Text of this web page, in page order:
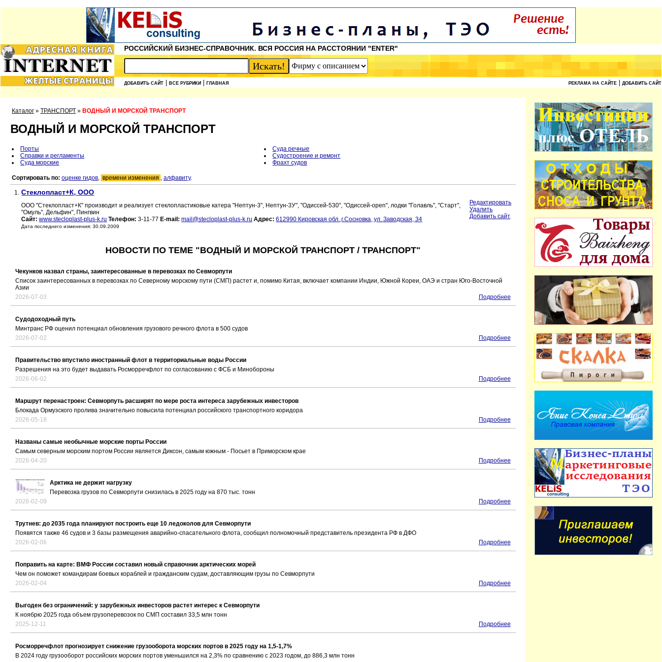
РОССИЙСКИЙ БИЗНЕС-СПРАВОЧНИК. ВСЯ РОССИЯ НА РАССТОЯНИИ "ENTER"
ДОБАВИТЬ САЙТ ВСЕ РУБРИКИ ГЛАВНАЯ РЕКЛАМА НА САЙТЕ ДОБАВИТЬ САЙТ
Каталог » ТРАНСПОРТ » ВОДНЫЙ И МОРСКОЙ ТРАНСПОРТ
ВОДНЫЙ И МОРСКОЙ ТРАНСПОРТ
Порты
Справки и регламенты
Суда морские
Суда речные
Судостроение и ремонт
Фрахт судов
Сортировать по: оценке гидов, времени изменения , алфавиту.
1. Стеклопласт+К, ООО
ООО "Стеклопласт+К" производит и реализует стеклопластиковые катера "Нептун-3", Нептун-3У", "Одиссей-530", "Одиссей-open", лодки "Голавль", "Старт",
"Омуль", Дельфин", Пингвин
Сайт: www.stecloplast-plus-k.ru Телефон: 3-11-77 E-mail: mail@stecloplast-plus-k.ru Адрес: 612990 Кировская обл.,г.Сосновка, ул. Заводская, 34
Дата последнего изменения: 30.09.2009
Редактировать
Удалить
Добавить сайт
НОВОСТИ ПО ТЕМЕ "ВОДНЫЙ И МОРСКОЙ ТРАНСПОРТ / ТРАНСПОРТ"
Чекунков назвал страны, заинтересованные в перевозках по Севморпути
Список заинтересованных в перевозках по Северному морскому пути (СМП) растет и, помимо Китая, включает компании Индии, Южной Кореи, ОАЭ и стран Юго-Восточной
Азии
2026-07-03
Подробнее
Судодоходный путь
Минтранс РФ оценил потенциал обновления грузового речного флота в 500 судов
2026-07-02
Подробнее
Правительство впустило иностранный флот в территориальные воды России
Разрешения на это будет выдавать Росморречфлот по согласованию с ФСБ и Минобороны
2026-06-02
Подробнее
Маршрут перенастроен: Севморпуть расширят по мере роста интереса зарубежных инвесторов
Блокада Ормузского пролива значительно повысила потенциал российского транспортного коридора
2026-05-18
Подробнее
Названы самые необычные морские порты России
Самым северным морским портом России является Диксон, самым южным - Посьет в Приморском крае
2026-04-20
Подробнее
Арктика не держит нагрузку
Перевозка грузов по Севморпути снизилась в 2025 году на 870 тыс. тонн
2026-02-09
Подробнее
Трутнев: до 2035 года планируют построить еще 10 ледоколов для Севморпути
Появятся также 46 судов и 3 базы размещения аварийно-спасательного флота, сообщил полномочный представитель президента РФ в ДФО
2026-02-06
Подробнее
Поправить на карте: ВМФ России составил новый справочник арктических морей
Чем он поможет командирам боевых кораблей и гражданским судам, доставляющим грузы по Севморпути
2026-02-04
Подробнее
Выгоден без ограничений: у зарубежных инвесторов растет интерес к Севморпути
К ноябрю 2025 года объем грузоперевозок по СМП составил 33,5 млн тонн
2025-12-11
Подробнее
Росморречфлот прогнозирует снижение грузооборота морских портов в 2025 году на 1,5-1,7%
В 2024 году грузооборот российских морских портов уменьшился на 2,3% по сравнению с 2023 годом, до 886,3 млн тонн